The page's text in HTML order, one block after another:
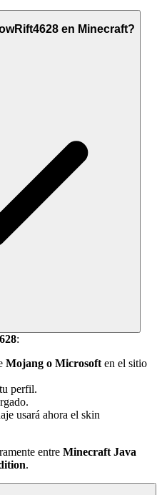
en Minecraft?
:
Mojang o Microsoft en el sitio
perfil.
usará ahora el skin
entre Minecraft Java
.